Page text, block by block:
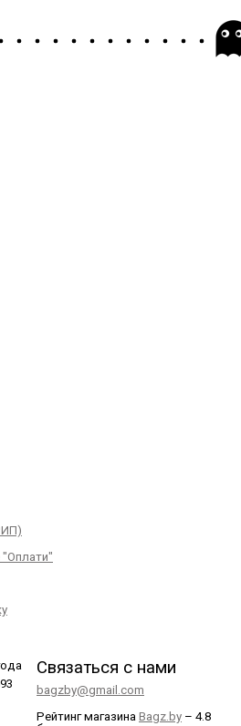
Связаться с нами
bagzby@gmail.com
Рейтинг магазина Bagz.by – 4.8